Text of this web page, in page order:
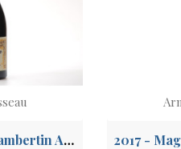
2020 - Magnum Chambertin Armand Rousseau GC